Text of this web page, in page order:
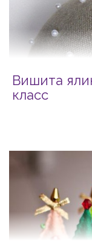
Вишита
класс